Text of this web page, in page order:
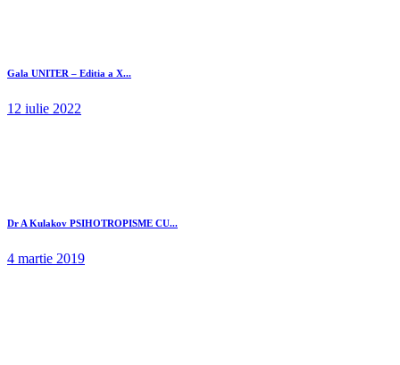
Gala UNITER – Editia a X...
12 iulie 2022
Dr A Kulakov PSIHOTROPISME CU...
4 martie 2019